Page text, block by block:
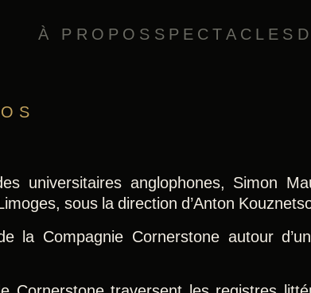
À PROPOS SPECTACLES
universitaires anglophones, Simon
sous la direction d’Anton
la Compagnie Cornerstone autour